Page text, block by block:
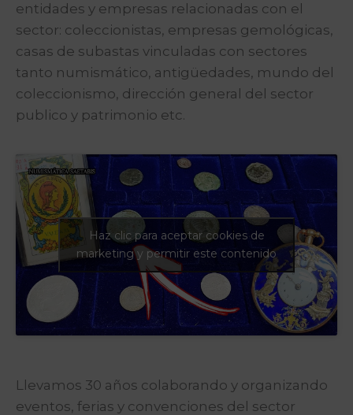
entidades y empresas relacionadas con el
sector: coleccionistas, empresas gemológicas,
casas de subastas vinculadas con sectores
tanto numismático, antigüedades, mundo del
coleccionismo, dirección general del sector
publico y patrimonio etc.
Haz clic para aceptar cookies de
marketing y permitir este contenido
Llevamos 30 años colaborando y organizando
eventos, ferias y convenciones del sector